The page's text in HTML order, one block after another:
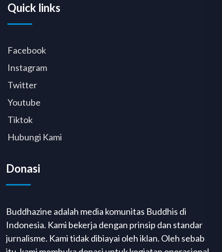
Quick links
Facebook
Instagram
Twitter
Youtube
Tiktok
Hubungi Kami
Donasi
Buddhazine adalah media komunitas Buddhis di
Indonesia. Kami bekerja dengan prinsip dan standar
jurnalisme. Kami tidak dibiayai oleh iklan. Oleh sebab